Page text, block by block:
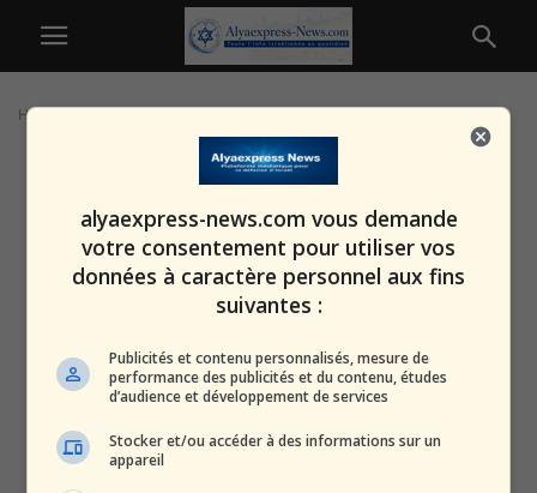
Home
alyaexpress-news.com vous demande
votre consentement pour utiliser vos
données à caractère personnel aux fins
suivantes :
Publicités et contenu personnalisés, mesure de
performance des publicités et du contenu, études
d’audience et développement de services
Stocker et/ou accéder à des informations sur un
appareil